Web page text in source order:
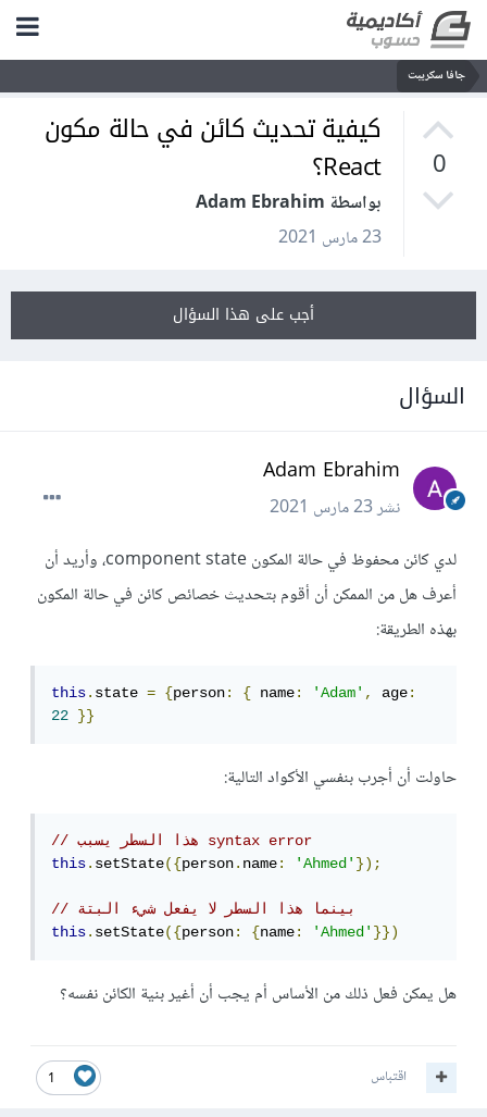
جافا سكريبت
0
كيفية تحديث كائن في حالة مكون
React؟
بواسطة Adam Ebrahim
23 مارس 2021
أجب على هذا السؤال
السؤال
Adam Ebrahim
نشر23 مارس 2021
لدي كائن محفوظ في حالة المكون component state، وأريد أن
أعرف هل من الممكن أن أقوم بتحديث خصائص كائن في حالة المكون
بهذه الطريقة:
this.state = {person: { name: 'Adam', age:
22
}}
حاولت أن أجرب بنفسي الأكواد التالية:
// هذا السطر يسبب syntax error
this.setState({person.name: 'Ahmed'});
// بينما هذا السطر لا يفعل شيء البتة
this.setState({person: {name: 'Ahmed'}})
هل يمكن فعل ذلك من الأساس أم يجب أن أغير بنية الكائن نفسه؟
1 اقتباس